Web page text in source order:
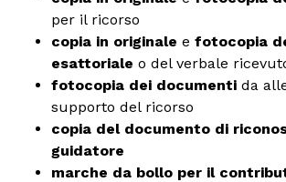
per il ricorso
copia in originale e fotocopia
esattoriale o del verbale
fotocopia dei documenti da
supporto del ricorso
copia del documento di
guidatore
marche da bollo per il